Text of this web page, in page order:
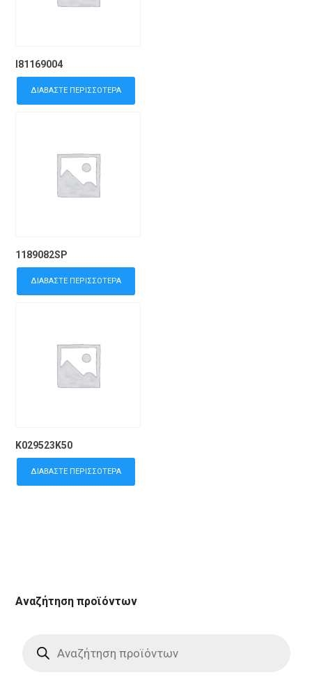
I81169004
ΔΙΑΒΆΣΤΕ ΠΕΡΙΣΣΌΤΕΡΑ
1189082SP
ΔΙΑΒΆΣΤΕ ΠΕΡΙΣΣΌΤΕΡΑ
K029523K50
ΔΙΑΒΆΣΤΕ ΠΕΡΙΣΣΌΤΕΡΑ
Αναζήτηση προϊόντων
search